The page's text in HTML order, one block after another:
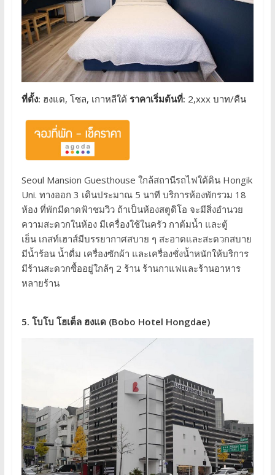
ที่ตั้ง: ฮงแด, โซล, เกาหลีใต้ ราคาเริ่มต้นที่: 2,xxx บาท/คืน
Seoul Mansion Guesthouse ใกล้สถานีรถไฟใต้ดิน Hongik
Uni. ทางออก 3 เดินประมาณ 5 นาที บริการห้องพักรวม 18
ห้อง ที่พักมีดาดฟ้าชมวิว ถ้าเป็นห้องสตูดิโอ จะมีสิ่งอำนวย
ความสะดวกในห้อง มีเครื่องใช้ในครัว กาต้มน้ำ และตู้
เย็น เกสท์เฮาส์มีบรรยากาศสบาย ๆ สะอาดและสะดวกสบาย
มีน้ำร้อน น้ำดื่ม เครื่องซักผ้า และเครื่องชั่งน้ำหนักให้บริการ
มีร้านสะดวกซื้ออยู่ใกล้ๆ 2 ร้าน ร้านกาแฟและร้านอาหาร
หลายร้าน
5. โบโบ โฮเต็ล ฮงแด (Bobo Hotel Hongdae)